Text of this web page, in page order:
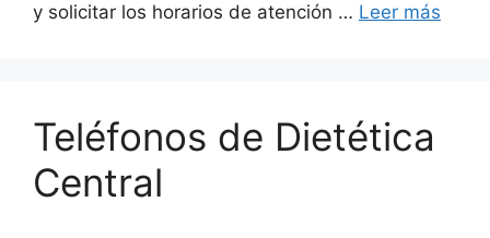
y solicitar los horarios de atención … Leer más
Teléfonos de Dietética
Central